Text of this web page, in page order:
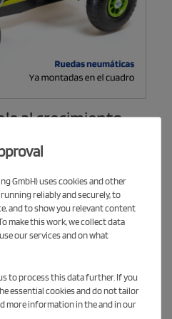
al crecimiento
hijo.
GmbH) uses cookies and other
reliably and securely, to
and to show you relevant content
make this work, we collect data
our services and on what
to process this data further. If you
essential cookies and do not tailor
more information in the and in our